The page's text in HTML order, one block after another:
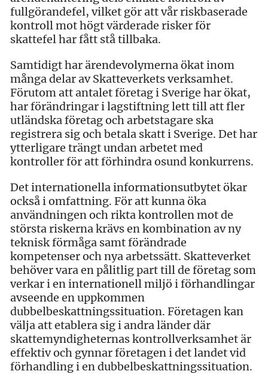
fullgörandefel, vilket gör att vår riskbaserade
kontroll mot högt värderade risker för
skattefel har fått stå tillbaka.
Samtidigt har ärendevolymerna ökat inom
många delar av Skatteverkets verksamhet.
Förutom att antalet företag i Sverige har ökat,
har förändringar i lagstiftning lett till att fler
utländska företag och arbetstagare ska
registrera sig och betala skatt i Sverige. Det har
ytterligare trängt undan arbetet med
kontroller för att förhindra osund konkurrens.
Det internationella informationsutbytet ökar
också i omfattning. För att kunna öka
användningen och rikta kontrollen mot de
största riskerna krävs en kombination av ny
teknisk förmåga samt förändrade
kompetenser och nya arbetssätt. Skatteverket
behöver vara en pålitlig part till de företag som
verkar i en internationell miljö i förhandlingar
avseende en uppkommen
dubbelbeskattningssituation. Företagen kan
välja att etablera sig i andra länder där
skattemyndigheternas kontrollverksamhet är
effektiv och gynnar företagen i det landet vid
förhandling i en dubbelbeskattningssituation.